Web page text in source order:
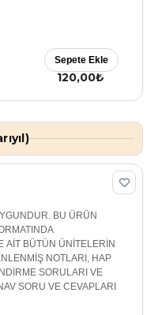
120,00₺
Sepete Ekle
BU ÜRÜN
AİT BÜTÜN ÜNİTELERİN
NOTLARI, HAP
SORULARI VE
SORU VE CEVAPLARI